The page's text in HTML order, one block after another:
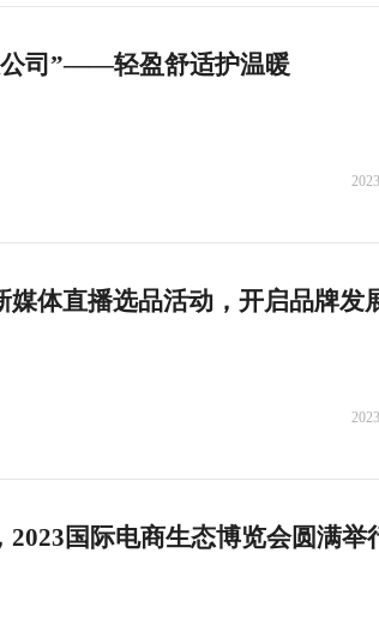
公司”——轻盈舒适护温暖
媒体直播选品活动，开启品牌发
国际电商生态博览会圆满举